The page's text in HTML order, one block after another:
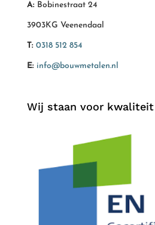
A: Bobinestraat 24
3903KG Veenendaal
T: 0318 512 854
E: info@bouwmetalen.nl
Wij staan voor kwaliteit